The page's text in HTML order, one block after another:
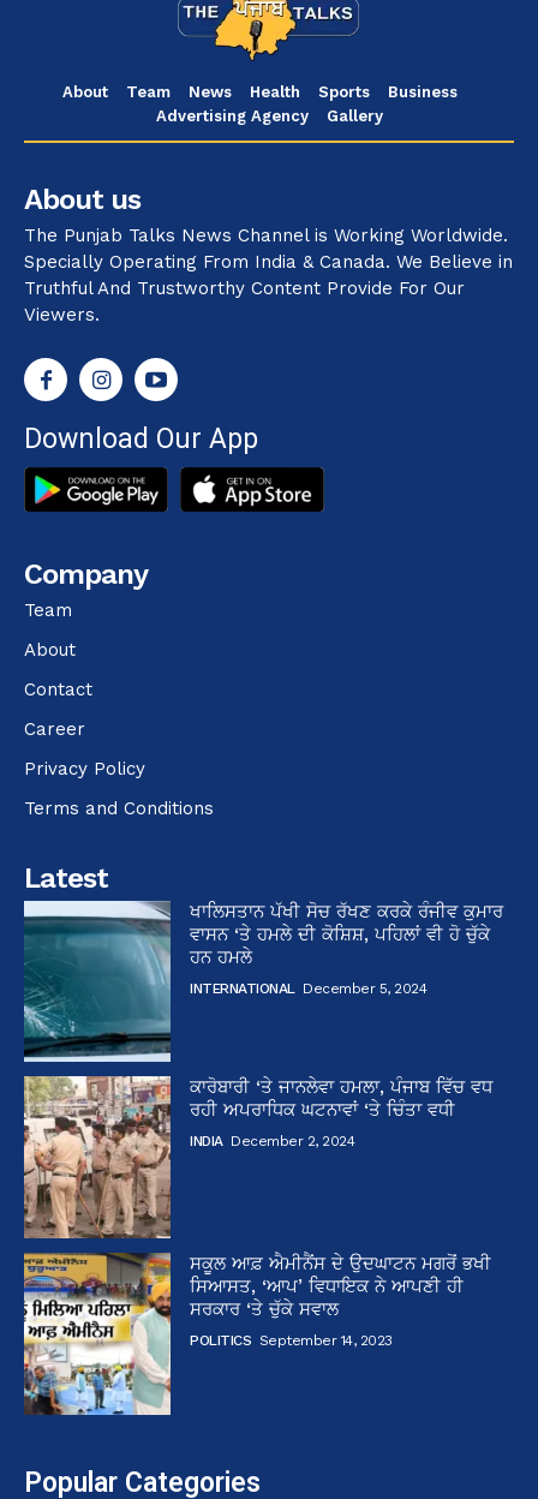
About Team News Health Sports
Business
Advertising Agency
Gallery
About us
The Punjab Talks News Channel is Working Worldwide.
Specially Operating From India & Canada. We Believe in
Truthful And Trustworthy Content Provide For Our
Viewers.
Download Our App
Company
Team
About
Contact
Career
Privacy Policy
Terms and Conditions
Latest
ਖਾਲਿਸਤਾਨ ਪੱਖੀ ਸੋਚ ਰੱਖਣ ਕਰਕੇ ਰੰਜੀਵ ਕੁਮਾਰ
ਵਾਸਨ ‘ਤੇ ਹਮਲੇ ਦੀ ਕੋਸ਼ਿਸ਼, ਪਹਿਲਾਂ ਵੀ ਹੋ ਚੁੱਕੇ
ਹਨ ਹਮਲੇ
INTERNATIONAL December 5, 2024
ਕਾਰੋਬਾਰੀ ‘ਤੇ ਜਾਨਲੇਵਾ ਹਮਲਾ, ਪੰਜਾਬ ਵਿੱਚ ਵਧ
ਰਹੀ ਅਪਰਾਧਿਕ ਘਟਨਾਵਾਂ ‘ਤੇ ਚਿੰਤਾ ਵਧੀ
INDIA December 2, 2024
ਸਕੂਲ ਆਫ਼ ਐਮੀਨੈਂਸ ਦੇ ਉਦਘਾਟਨ ਮਗਰੋਂ ਭਖੀ
ਸਿਆਸਤ, ‘ਆਪ’ ਵਿਧਾਇਕ ਨੇ ਆਪਣੀ ਹੀ
ਸਰਕਾਰ ‘ਤੇ ਚੁੱਕੇ ਸਵਾਲ
POLITICS September 14, 2023
Popular Categories